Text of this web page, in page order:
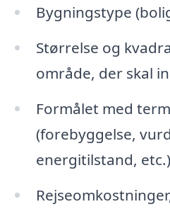
Bygningstype
Størrelse og
område, der skal
Formålet med
(forebyggelse,
energitilstand, etc.)